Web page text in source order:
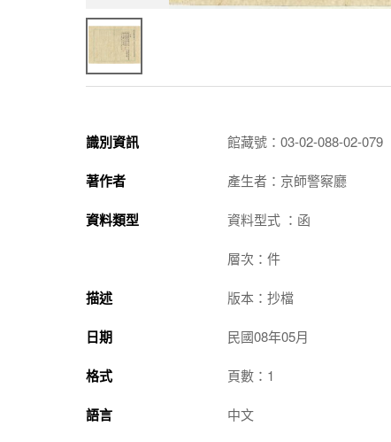
識別資訊 館藏號：03-02-088-02-079
著作者 產生者：京師警察廳
資料類型 資料型式 ：函
層次：件
描述 版本：抄檔
日期 民國08年05月
格式 頁數：1
語言 中文